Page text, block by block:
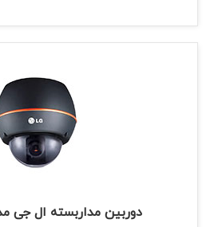
دوربین مداربسته ال جی